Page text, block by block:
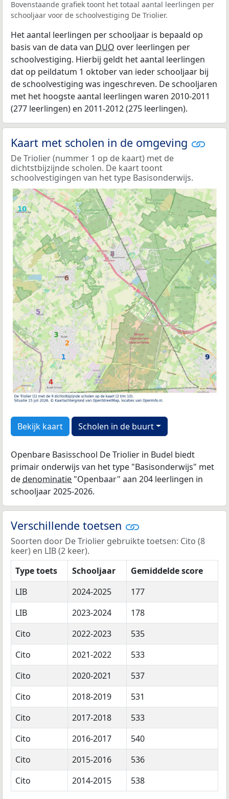
Bovenstaande grafiek toont het totaal aantal leerlingen per
schooljaar voor de schoolvestiging De Triolier.
Het aantal leerlingen per schooljaar is bepaald op
basis van de data van DUO over leerlingen per
schoolvestiging. Hierbij geldt het aantal leerlingen
dat op peildatum 1 oktober van ieder schooljaar bij
de schoolvestiging was ingeschreven. De schooljaren
met het hoogste aantal leerlingen waren 2010-2011
(277 leerlingen) en 2011-2012 (275 leerlingen).
Kaart met scholen in de omgeving
De Triolier (nummer 1 op de kaart) met de
dichtstbijzijnde scholen. De kaart toont
schoolvestigingen van het type Basisonderwijs.
Bekijk kaart Scholen in de buurt
Openbare Basisschool De Triolier in Budel biedt
primair onderwijs van het type "Basisonderwijs" met
dedenominatie "Openbaar" aan 204 leerlingen in
schooljaar 2025-2026.
Verschillende toetsen
Soorten door De Triolier gebruikte toetsen: Cito (8
keer) en LIB (2 keer).
Type toets
Schooljaar
Gemiddelde score
LIB
2024-2025
177
LIB
2023-2024
178
Cito
2022-2023
535
Cito
2021-2022
533
Cito
2020-2021
537
Cito
2018-2019
531
Cito
2017-2018
533
Cito
2016-2017
540
Cito
2015-2016
536
Cito
2014-2015 538